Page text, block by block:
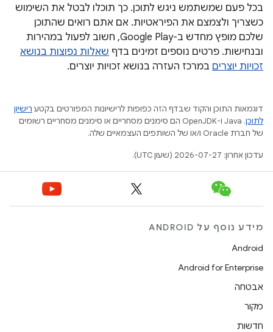
בכל פעם שמשתמש ניגש לתוכן. כך תוכלו לבטל את השימוש
כשצריך ולצמצם את הפיראטיות. אם אתם רואים שהתוכן
שלכם מופץ מחדש ב-Google Play, חשוב לפעול במהירות
ובנחישות. פרטים נוספים זמינים בדף שאלות נפוצות בנושא
זכויות יוצרים במרכז העזרה בנושא זכויות יוצרים.
דוגמאות התוכן והקוד שבדף הזה כפופות לרישיונות המפורטים בקטע רישיון
לתוכן
.‏ Java ו-OpenJDK הם סימנים מסחריים או סימנים מסחריים רשומים
של חברת Oracle ו/או של השותפים העצמאיים שלה.
עדכון אחרון: 2026-07-27 (שעון UTC).
מידע נוסף על ANDROID
Android
Android for Enterprise
אבטחה
מקור
חדשות